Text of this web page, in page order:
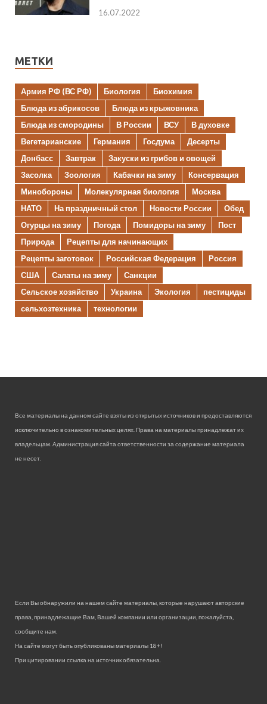
16.07.2022
МЕТКИ
Армия РФ (ВС РФ) Биология
Биохимия
Блюда из абрикосов
Блюда из крыжовника
Блюда из смородины
В России ВСУ
В духовке
Вегетарианские
Германия Госдума
Десерты
Донбасс
Завтрак
Закуски из грибов и овощей
Засолка
Зоология Кабачки на зиму
Консервация
Минобороны
Молекулярная биология
Москва
НАТО
На праздничный стол Новости России
Обед
Огурцы на зиму
Погода Помидоры на зиму
Пост
Природа
Рецепты для начинающих
Рецепты заготовок
Российская Федерация
Россия
США
Салаты на зиму
Санкции
Сельское хозяйство
Украина Экология
пестициды
сельхозтехника
технологии
Все материалы на данном сайте взяты из открытых источников и предоставляются
исключительно в ознакомительных целях. Права на материалы принадлежат их
владельцам. Администрация сайта ответственности за содержание материала
не несет.
Если Вы обнаружили на нашем сайте материалы, которые нарушают авторские
права, принадлежащие Вам, Вашей компании или организации, пожалуйста,
сообщите нам.
На сайте могут быть опубликованы материалы 18+!
При цитировании ссылка на источник обязательна.